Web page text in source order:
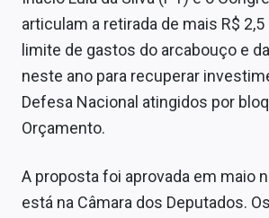
articulam a retirada de mais R$
limite de gastos do arcabouço e
neste ano para recuperar
Defesa Nacional atingidos por
Orçamento.
A proposta foi aprovada em maio
está na Câmara dos Deputados.